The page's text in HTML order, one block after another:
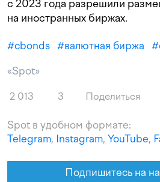
с 2023 года разрешили
на иностранных биржах.
#cbonds #валютная биржа #
«Spot»
2 013 3 Поделиться
Spot в удобном формате:
Telegram, Instagram, YouTube,
Подпишитесь на